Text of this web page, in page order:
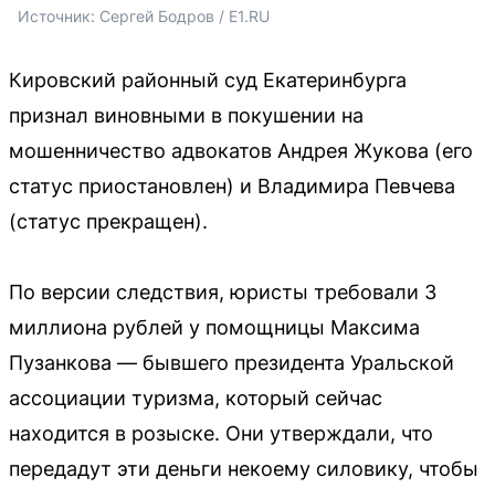
Источник: Сергей Бодров / E1.RU
Кировский районный суд Екатеринбурга
признал виновными в покушении на
мошенничество адвокатов Андрея Жукова (его
статус приостановлен) и Владимира Певчева
(статус прекращен).
По версии следствия, юристы требовали 3
миллиона рублей у помощницы Максима
Пузанкова — бывшего президента Уральской
ассоциации туризма, который сейчас
находится в розыске. Они утверждали, что
передадут эти деньги некоему силовику, чтобы